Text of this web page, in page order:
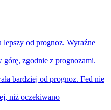
lepszy od prognoz. Wyraźne
zgodnie z prognozami.
bardziej od prognoz. Fed nie
niż oczekiwano